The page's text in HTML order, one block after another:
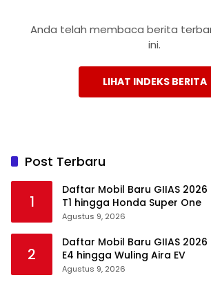
Anda telah membaca berita
ini.
LIHAT INDEKS BERITA
Post Terbaru
1
Daftar Mobil Baru GIIAS 2026
T1 hingga Honda Super One
Agustus 9, 2026
2
Daftar Mobil Baru GIIAS
E4 hingga Wuling Aira EV
Agustus 9, 2026